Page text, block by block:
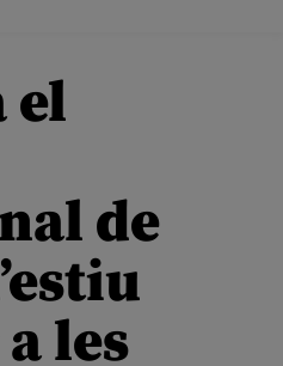
el
de
les